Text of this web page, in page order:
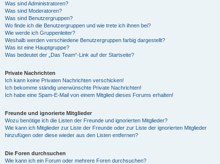
Was sind Administratoren?
Was sind Moderatoren?
Was sind Benutzergruppen?
Wo finde ich die Benutzergruppen und wie trete ich ihnen bei?
Wie werde ich Gruppenleiter?
Weshalb werden verschiedene Benutzergruppen farbig dargestellt?
Was ist eine Hauptgruppe?
Was bedeutet der „Das Team“-Link auf der Startseite?
Private Nachrichten
Ich kann keine Privaten Nachrichten verschicken!
Ich bekomme ständig unerwünschte Private Nachrichten!
Ich habe eine Spam-E-Mail von einem Mitglied dieses Forums erhalten!
Freunde und ignorierte Mitglieder
Wozu benötige ich die Listen der Freunde und ignorierten Mitglieder?
Wie kann ich Mitglieder zur Liste der Freunde oder zur Liste der ignorierten Mitglieder
hinzufügen oder diese wieder aus den Listen entfernen?
Die Foren durchsuchen
Wie kann ich ein Forum oder mehrere Foren durchsuchen?